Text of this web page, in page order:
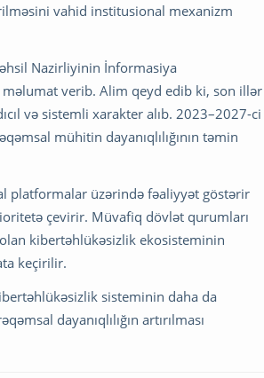
vahid institusional mexanizm
Nazirliyinin İnformasiya
verib. Alim qeyd edib ki, son illər
və sistemli xarakter alıb. 2023–2027-ci
mühitin dayanıqlılığının təmin
platformalar üzərində fəaliyyət göstərir
çevirir. Müvafiq dövlət qurumları
kibertəhlükəsizlik ekosisteminin
keçirilir.
sisteminin daha da
dayanıqlılığın artırılması